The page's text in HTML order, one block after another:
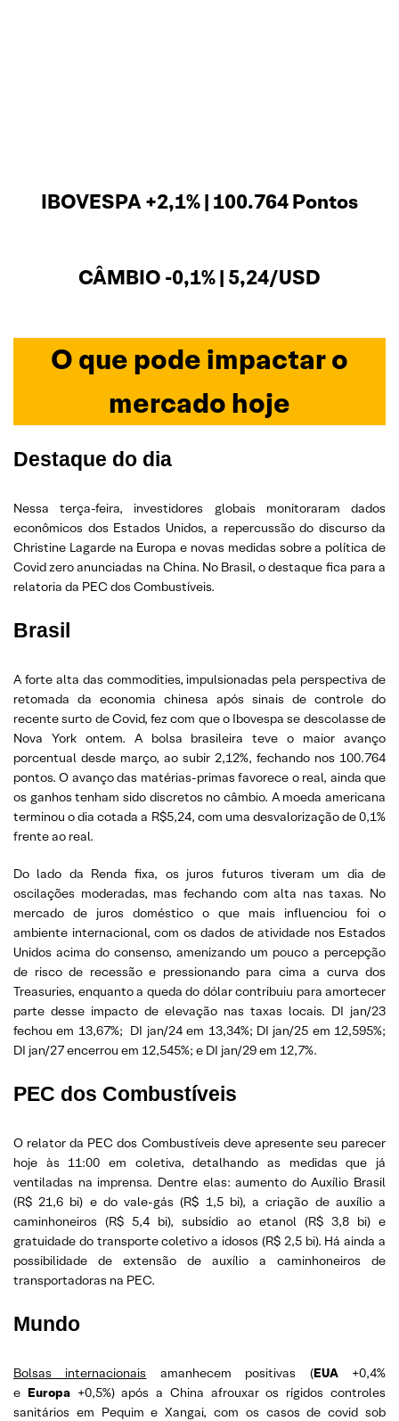
IBOVESPA +2,1% | 100.764 Pontos
CÂMBIO -0,1% | 5,24/USD
O que pode impactar o
mercado hoje
Destaque do dia
Nessa terça-feira, investidores globais monitoraram dados
econômicos dos Estados Unidos, a repercussão do discurso da
Christine Lagarde na Europa e novas medidas sobre a política de
Covid zero anunciadas na China. No Brasil, o destaque fica para a
relatoria da PEC dos Combustíveis.
Brasil
A forte alta das commodities, impulsionadas pela perspectiva de
retomada da economia chinesa após sinais de controle do
recente surto de Covid, fez com que o Ibovespa se descolasse de
Nova York ontem. A bolsa brasileira teve o maior avanço
porcentual desde março, ao subir 2,12%, fechando nos 100.764
pontos. O avanço das matérias-primas favorece o real, ainda que
os ganhos tenham sido discretos no câmbio. A moeda americana
terminou o dia cotada a R$5,24, com uma desvalorização de 0,1%
frente ao real.
Do lado da Renda fixa, os juros futuros tiveram um dia de
oscilações moderadas, mas fechando com alta nas taxas. No
mercado de juros doméstico o que mais influenciou foi o
ambiente internacional, com os dados de atividade nos Estados
Unidos acima do consenso, amenizando um pouco a percepção
de risco de recessão e pressionando para cima a curva dos
Treasuries, enquanto a queda do dólar contribuiu para amortecer
parte desse impacto de elevação nas taxas locais. DI jan/23
fechou em 13,67%; DI jan/24 em 13,34%; DI jan/25 em 12,595%;
DI jan/27 encerrou em 12,545%; e DI jan/29 em 12,7%.
PEC dos Combustíveis
O relator da PEC dos Combustíveis deve apresente seu parecer
hoje às 11:00 em coletiva, detalhando as medidas que já
ventiladas na imprensa. Dentre elas: aumento do Auxílio Brasil
(R$ 21,6 bi) e do vale-gás (R$ 1,5 bi), a criação de auxílio a
caminhoneiros (R$ 5,4 bi), subsídio ao etanol (R$ 3,8 bi) e
gratuidade do transporte coletivo a idosos (R$ 2,5 bi). Há ainda a
possibilidade de extensão de auxílio a caminhoneiros de
transportadoras na PEC.
Mundo
Bolsas internacionais amanhecem positivas (EUA +0,4%
e Europa +0,5%) após a China afrouxar os rígidos controles
sanitários em Pequim e Xangai, com os casos de covid sob